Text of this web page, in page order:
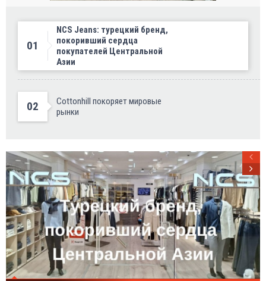
01
NCS Jeans: турецкий бренд,
покоривший сердца
покупателей Центральной
Азии
02
Cottonhill покоряет мировые
рынки